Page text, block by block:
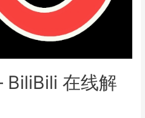
BiliBili 在线解